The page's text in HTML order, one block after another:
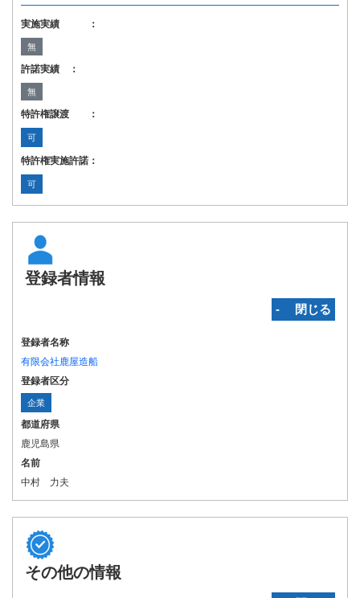
実施実績 ：
無
許諾実績 ：
無
特許権譲渡 ：
可
特許権実施許諾：
可
登録者情報
‐ 閉じる
登録者名称
有限会社鹿屋造船
登録者区分
企業
都道府県
鹿児島県
名前
中村 力夫
その他の情報